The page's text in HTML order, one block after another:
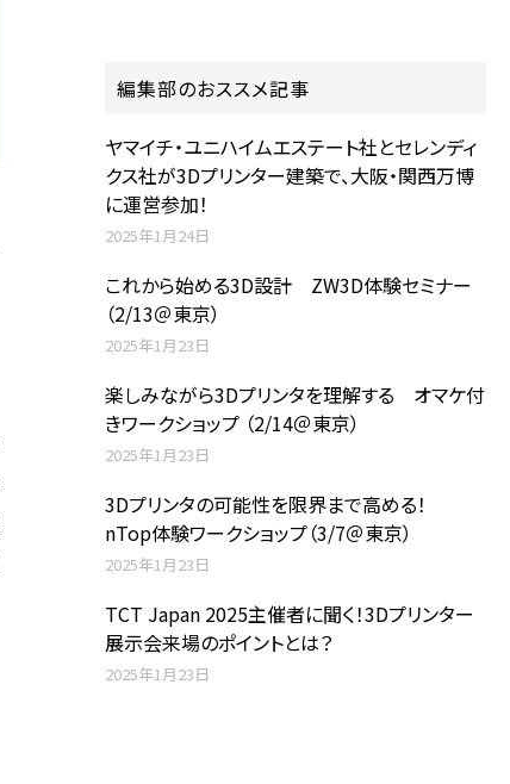
編集部のおススメ記事
ヤマイチ・ユニハイムエステート社とセレンディ
クス社が3Dプリンター建築で、大阪・関西万博
に運営参加！
2025年1月24日
これから始める3D設計 ZW3D体験セミナー
（2/13＠東京）
2025年1月23日
楽しみながら3Dプリンタを理解する オマケ付
きワークショップ （2/14＠東京）
2025年1月23日
3Dプリンタの可能性を限界まで高める！
nTop体験ワークショップ（3/7＠東京）
2025年1月23日
TCT Japan 2025主催者に聞く！3Dプリンター
展示会来場のポイントとは？
2025年1月23日